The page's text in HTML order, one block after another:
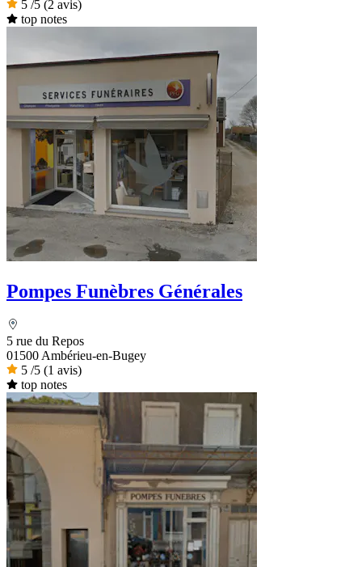
5 /5 (2 avis)
top notes
Pompes Funèbres Générales
5 rue du Repos
01500 Ambérieu-en-Bugey
5 /5 (1 avis)
top notes